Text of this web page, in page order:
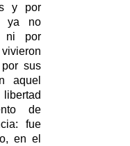
y por
ya no
ni por
sus
aquel
de
fue
en el